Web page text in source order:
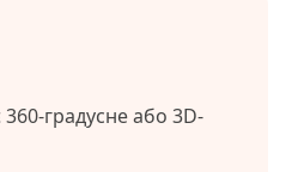
360-градусне або 3D-